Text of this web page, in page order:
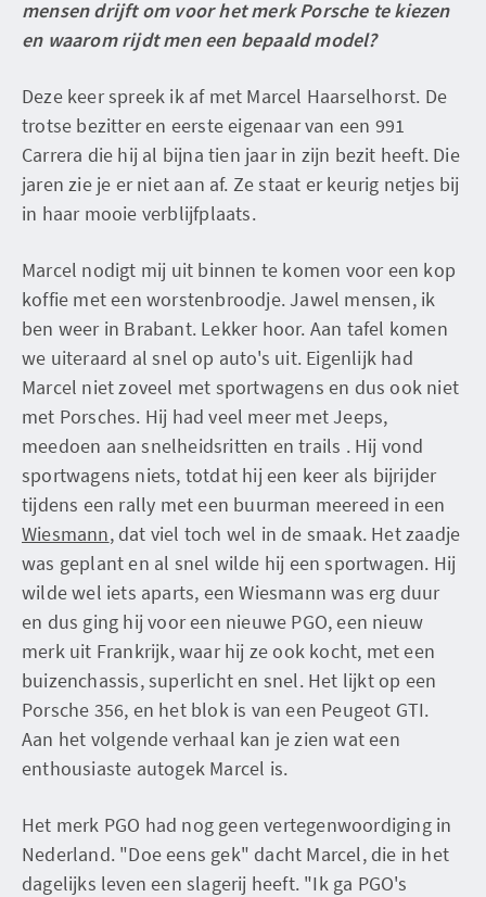
mensen drijft om voor het merk Porsche te kiezen
en waarom rijdt men een bepaald model?
Deze keer spreek ik af met Marcel Haarselhorst. De
trotse bezitter en eerste eigenaar van een 991
Carrera die hij al bijna tien jaar in zijn bezit heeft. Die
jaren zie je er niet aan af. Ze staat er keurig netjes bij
in haar mooie verblijfplaats.
Marcel nodigt mij uit binnen te komen voor een kop
koffie met een worstenbroodje. Jawel mensen, ik
ben weer in Brabant. Lekker hoor. Aan tafel komen
we uiteraard al snel op auto's uit. Eigenlijk had
Marcel niet zoveel met sportwagens en dus ook niet
met Porsches. Hij had veel meer met Jeeps,
meedoen aan snelheidsritten en trails . Hij vond
sportwagens niets, totdat hij een keer als bijrijder
tijdens een rally met een buurman meereed in een
Wiesmann, dat viel toch wel in de smaak. Het zaadje
was geplant en al snel wilde hij een sportwagen. Hij
wilde wel iets aparts, een Wiesmann was erg duur
en dus ging hij voor een nieuwe PGO, een nieuw
merk uit Frankrijk, waar hij ze ook kocht, met een
buizenchassis, superlicht en snel. Het lijkt op een
Porsche 356, en het blok is van een Peugeot GTI.
Aan het volgende verhaal kan je zien wat een
enthousiaste autogek Marcel is.
Het merk PGO had nog geen vertegenwoordiging in
Nederland. "Doe eens gek" dacht Marcel, die in het
dagelijks leven een slagerij heeft. "Ik ga PGO's